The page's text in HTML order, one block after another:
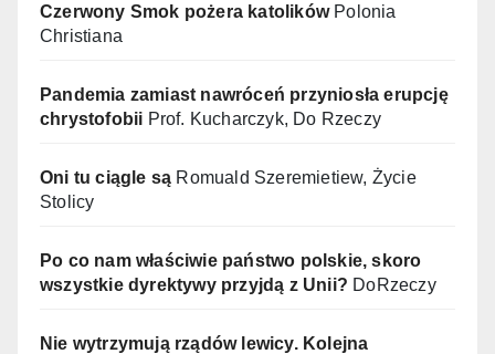
Czerwony Smok pożera katolikówPolonia
Christiana
Pandemia zamiast nawróceń przyniosła erupcję
chrystofobii Prof. Kucharczyk, Do Rzeczy
Oni tu ciągle są Romuald Szeremietiew, Życie
Stolicy
Po co nam właściwie państwo polskie, skoro
wszystkie dyrektywy przyjdą z Unii? DoRzeczy
Nie wytrzymują rządów lewicy. Kolejna